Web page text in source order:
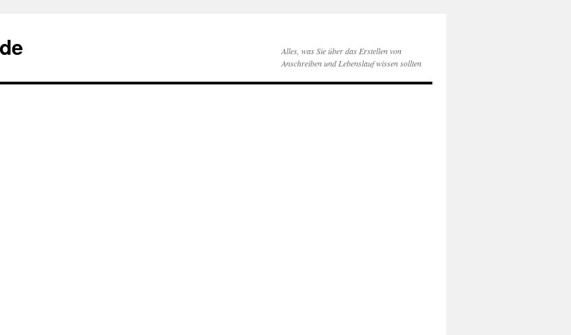
Alles, was Sie über das Erstellen von
Anschreiben und Lebenslauf wissen sollten